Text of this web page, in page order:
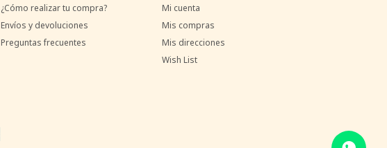
¿Cómo realizar tu compra?
Envíos y devoluciones
Preguntas frecuentes
Mi cuenta
Mis compras
Mis direcciones
Wish List